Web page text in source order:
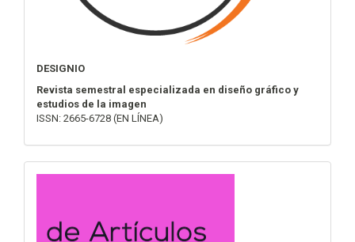
DESIGNIO
Revista semestral especializada en diseño gráfico y
estudios de la imagen
ISSN: 2665-6728 (EN LÍNEA)
convocatoria